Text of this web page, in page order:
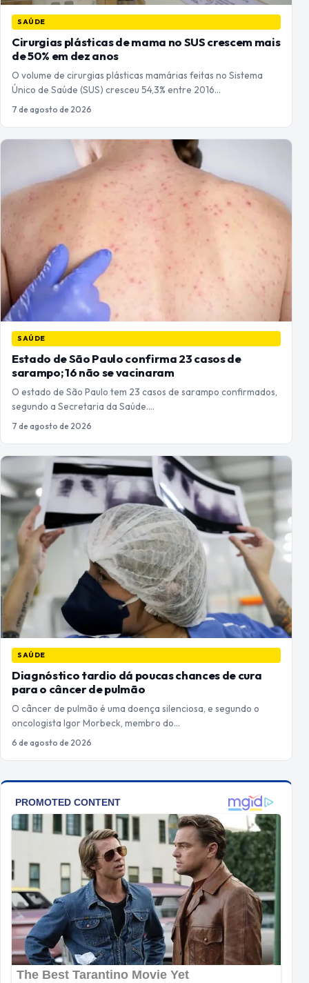
SAÚDE
Cirurgias plásticas de mama no SUS crescem mais
de 50% em dez anos
O volume de cirurgias plásticas mamárias feitas no Sistema
Único de Saúde (SUS) cresceu 54,3% entre 2016…
7 de agosto de 2026
SAÚDE
Estado de São Paulo confirma 23 casos de
sarampo; 16 não se vacinaram
O estado de São Paulo tem 23 casos de sarampo confirmados,
segundo a Secretaria da Saúde.…
7 de agosto de 2026
SAÚDE
Diagnóstico tardio dá poucas chances de cura
para o câncer de pulmão
O câncer de pulmão é uma doença silenciosa, e segundo o
oncologista Igor Morbeck, membro do…
6 de agosto de 2026